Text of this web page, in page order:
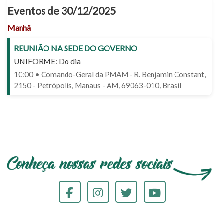
Eventos de 30/12/2025
Manhã
REUNIÃO NA SEDE DO GOVERNO
UNIFORME: Do dia
10:00 • Comando-Geral da PMAM - R. Benjamin Constant,
2150 - Petrópolis, Manaus - AM, 69063-010, Brasil